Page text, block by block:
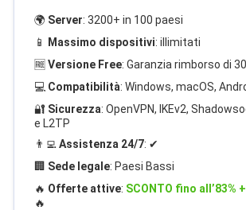
🌍 Server: 3200+ in 100 paesi
📱 Massimo dispositivi: illimitati
🆓Versione Free: Garanzia rimborso di
💻 Compatibilità: Windows, macOS,
🔐 Sicurezza: OpenVPN, IKEv2,
e L2TP
👨‍💻Assistenza 24/7: ✔
🏢 Sede legale: Paesi Bassi
🔥 Offerte attive: SCONTO fino all’83%
🔥